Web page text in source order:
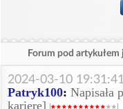
Forum pod
2024-03-10
Patryk100: Napisała
karierę]